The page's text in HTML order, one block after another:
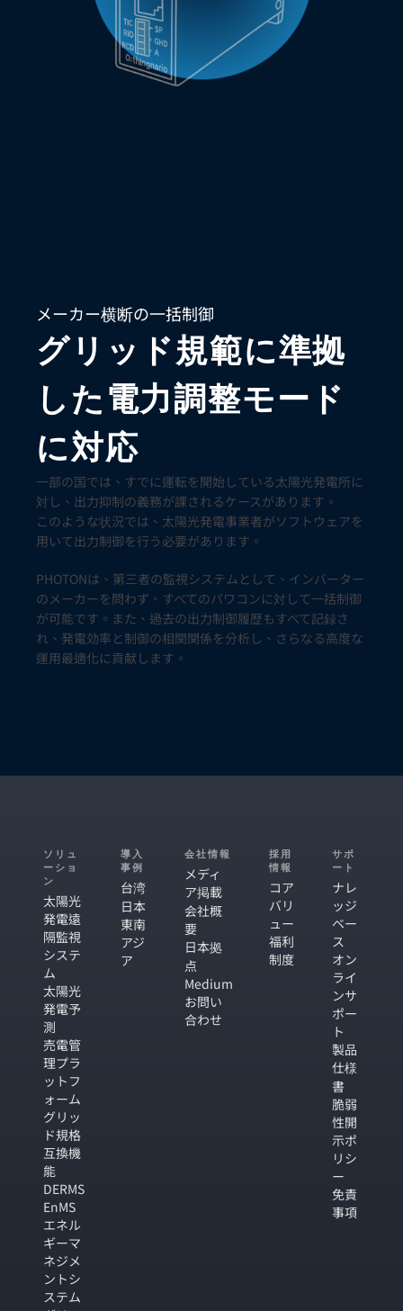
メーカー横断の一括制御
グリッド規範に準拠
した電力調整モード
に対応
一部の国では、すでに運転を開始している太陽光発電所に
対し、出力抑制の義務が課されるケースがあります。
このような状況では、太陽光発電事業者がソフトウェアを
用いて出力制御を行う必要があります。
PHOTONは、第三者の監視システムとして、インバーター
のメーカーを問わず、すべてのパワコンに対して一括制御
が可能です。また、過去の出力制御履歴もすべて記録さ
れ、発電効率と制御の相関関係を分析し、さらなる高度な
運用最適化に貢献します。
ソリュ
ーショ
ン
太陽光
発電遠
隔監視
システ
ム
太陽光
発電予
測
売電管
理プラ
ットフ
ォーム
グリッ
ド規格
互換機
能
DERMS
EnMS
エネル
ギーマ
ネジメ
ントシ
ステム
導入
事例
台湾
日本
東南
アジ
ア
会社情報
メディ
ア掲載
会社概
要
日本拠
点
Medium
お問い
合わせ
採用
情報
コア
バリ
ュー
福利
制度
サポ
ート
ナレ
ッジ
ベー
ス
オン
ライ
ンサ
ポー
ト
製品
仕様
書
脆弱
性開
示ポ
リシ
ー
免責
事項